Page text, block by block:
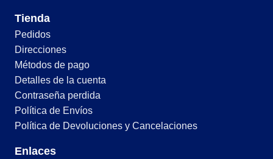
Tienda
Pedidos
Direcciones
Métodos de pago
Detalles de la cuenta
Contraseña perdida
Política de Envíos
Política de Devoluciones y Cancelaciones
Enlaces